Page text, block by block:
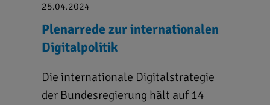
25.04.2024
Plenarrede zur internationalen
Digitalpolitik
Die internationale Digitalstrategie
der Bundesregierung hält auf 14